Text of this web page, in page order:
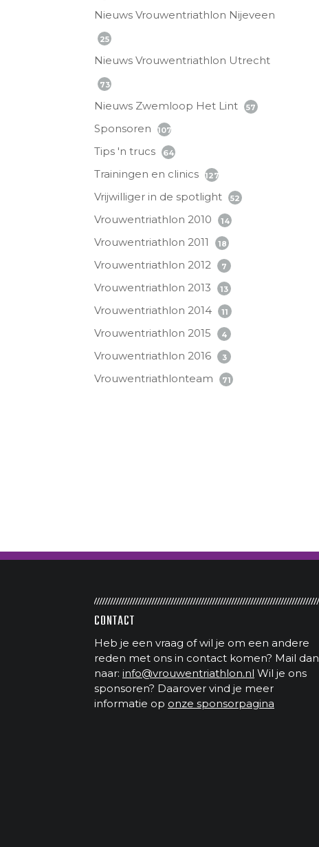
Nieuws Vrouwentriathlon Nijeveen
25
Nieuws Vrouwentriathlon Utrecht
73
Nieuws Zwemloop Het Lint 57
Sponsoren 107
Tips 'n trucs 64
Trainingen en clinics 127
Vrijwilliger in de spotlight 52
Vrouwentriathlon 2010 14
Vrouwentriathlon 2011 18
Vrouwentriathlon 2012 7
Vrouwentriathlon 2013 13
Vrouwentriathlon 2014 11
Vrouwentriathlon 2015 4
Vrouwentriathlon 2016 3
Vrouwentriathlonteam 71
CONTACT
Heb je een vraag of wil je om een andere
reden met ons in contact komen? Mail dan
naar: info@vrouwentriathlon.nl Wil je ons
sponsoren? Daarover vind je meer
informatie op onze sponsorpagina